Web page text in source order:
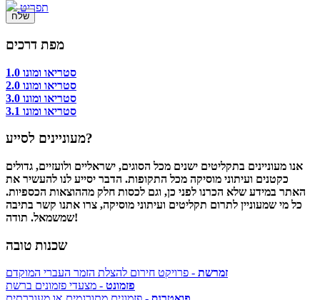
תפריט
מפת דרכים
סטריאו ומונו 1.0
סטריאו ומונו 2.0
סטריאו ומונו 3.0
סטריאו ומונו 3.1
מעוניינים לסייע?
אנו מעוניינים בתקליטים ישנים מכל הסוגים, ישראליים ולועזיים, גדולים
כקטנים ועיתוני מוסיקה מכל התקופות. הדבר יסייע לנו להעשיר את
האתר במידע שלא הכרנו לפני כן, וגם לכסות חלק מההוצאות הכספיות.
כל מי שמעוניין לתרום תקליטים ועיתוני מוסיקה, צרו אתנו קשר בתיבה
שמשמאל. תודה!
שכנות טובה
זמרשת - פרויקט חירום להצלת הזמר העברי המוקדם
פזמונט - מצעדי פזמונים ברשת